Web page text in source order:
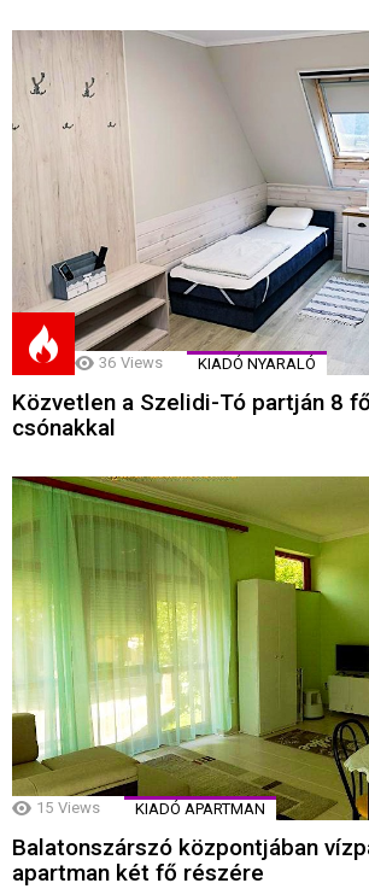
36 Views KIADÓ NYARALÓ
Közvetlen a Szelidi-Tó partján 8
csónakkal
15 Views KIADÓ APARTMAN
Balatonszárszó központjában
apartman két fő részére